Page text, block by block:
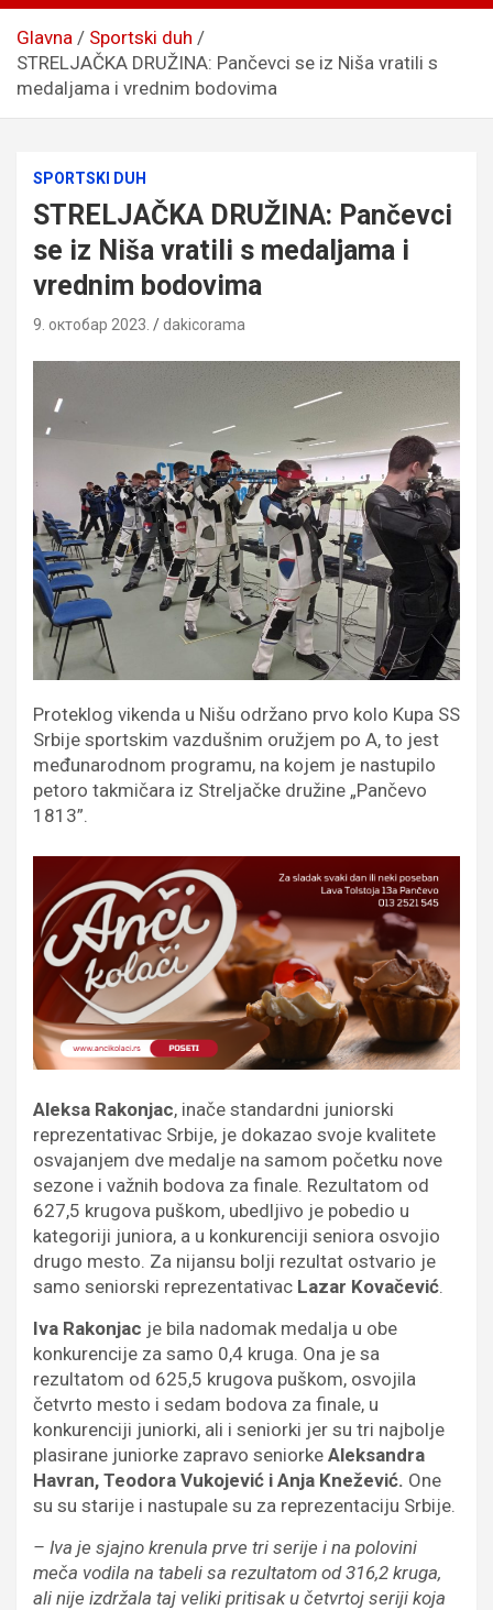
Glavna
Sportski duh
STRELJAČKA DRUŽINA: Pančevci se iz Niša vratili s
medaljama i vrednim bodovima
SPORTSKI DUH
STRELJAČKA DRUŽINA: Pančevci
se iz Niša vratili s medaljama i
vrednim bodovima
9. октобар 2023. dakicorama
Proteklog vikenda u Nišu održano prvo kolo Kupa SS
Srbije sportskim vazdušnim oružjem po A, to jest
međunarodnom programu, na kojem je nastupilo
petoro takmičara iz Streljačke družine „Pančevo
1813”.
Aleksa Rakonjac, inače standardni juniorski
reprezentativac Srbije, je dokazao svoje kvalitete
osvajanjem dve medalje na samom početku nove
sezone i važnih bodova za finale. Rezultatom od
627,5 krugova puškom, ubedljivo je pobedio u
kategoriji juniora, a u konkurenciji seniora osvojio
drugo mesto. Za nijansu bolji rezultat ostvario je
samo seniorski reprezentativac Lazar Kovačević.
Iva Rakonjac je bila nadomak medalja u obe
konkurencije za samo 0,4 kruga. Ona je sa
rezultatom od 625,5 krugova puškom, osvojila
četvrto mesto i sedam bodova za finale, u
konkurenciji juniorki, ali i seniorki jer su tri najbolje
plasirane juniorke zapravo seniorke Aleksandra
Havran, Teodora Vukojević i Anja Knežević. One
su su starije i nastupale su za reprezentaciju Srbije.
– Iva je sjajno krenula prve tri serije i na polovini
meča vodila na tabeli sa rezultatom od 316,2 kruga,
ali nije izdržala taj veliki pritisak u četvrtoj seriji koja